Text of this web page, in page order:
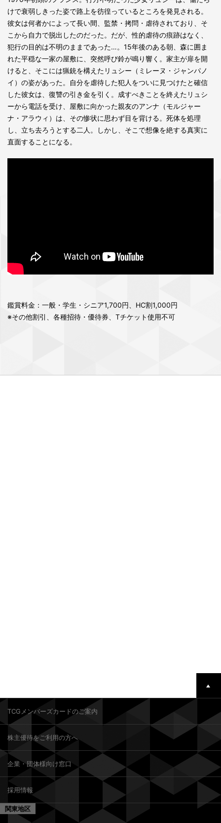
けで衰弱しきった姿で路上を彷徨っているところを発見される。
彼女は何者かによって長い間、監禁・拷問・虐待されており、そ
こから自力で脱出したのだった。だが、性的虐待の痕跡はなく、
犯行の目的は不明のままであった…。15年後のある朝、森に囲ま
れた平穏な一家の屋敷に、突然呼び鈴が鳴り響く。家主が扉を開
けると、そこには猟銃を構えたリュシー（ミレーヌ・ジャンパノ
イ）の姿があった。自分を虐待した犯人をついに見つけたと確信
した彼女は、復讐の引き金を引く。成すべきことを終えたリュシ
ーから電話を受け、屋敷に向かった親友のアンナ（モルジャー
ナ・アラウィ）は、その惨状に思わず目を背ける。死体を処理
し、立ち去ろうとする二人。しかし、そこで想像を絶する真実に
直面することになる。
鑑賞料金：一般・学生・シニア1,700円、HC割1,000円
※その他割引、各種招待・優待券、Tチケット使用不可
TCGメンバーズカードのご案内
株主優待をご利用の方へ
企業・団体様向け窓口
採用情報
関東地区